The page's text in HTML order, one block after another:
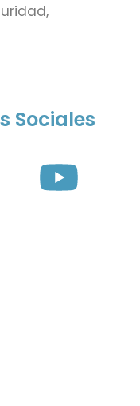
Sociales